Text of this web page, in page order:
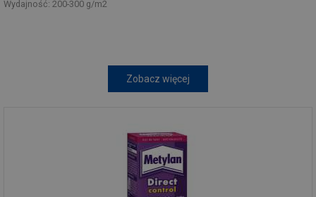
Wydajność: 200-300 g/m2
Zobacz więcej